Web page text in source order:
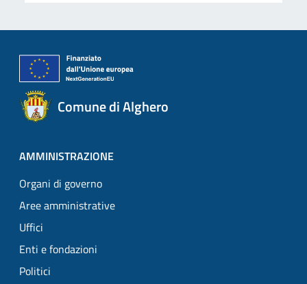
Comune di Alghero
AMMINISTRAZIONE
Organi di governo
Aree amministrative
Uffici
Enti e fondazioni
Politici